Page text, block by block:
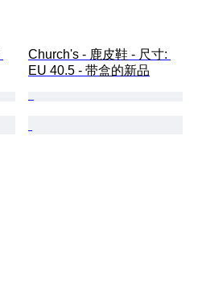
Church's - 鹿皮鞋 - 尺寸:
EU 40.5 - 带盒的新品